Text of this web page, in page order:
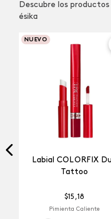
Descubre los
ésika
NUEVO
Labial COLORFIX
Tattoo
$15 ,18
Pimienta Caliente